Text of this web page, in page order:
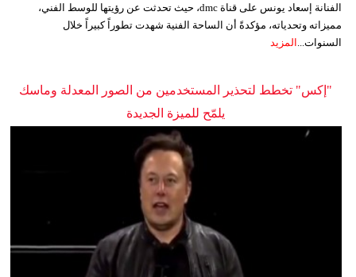
الفنانة إسعاد يونس على قناة dmc، حيث تحدثت عن رؤيتها للوسط الفني،
مميزاته وتحدياته، مؤكدةً أن الساحة الفنية شهدت تطوراً كبيراً خلال
السنوات...
المزيد
"إكس" تخطط لتحذير المستخدمين من الصور المعدلة وماسك
يلمّح للميزة الجديدة